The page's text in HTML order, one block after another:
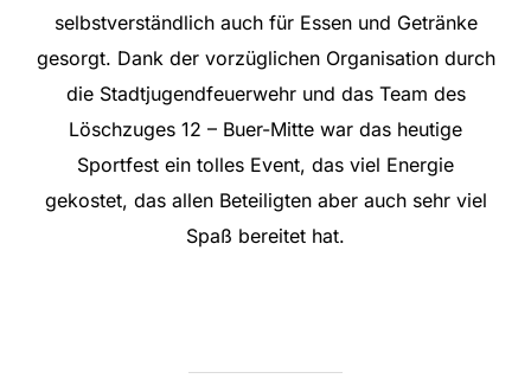
selbstverständlich auch für Essen und Getränke
gesorgt. Dank der vorzüglichen Organisation durch
die Stadtjugendfeuerwehrund das Team des
Löschzuges 12 – Buer-Mitte war das heutige
Sportfest ein tolles Event, das viel Energie
gekostet, das allen Beteiligten aber auch sehr viel
Spaß bereitet hat.